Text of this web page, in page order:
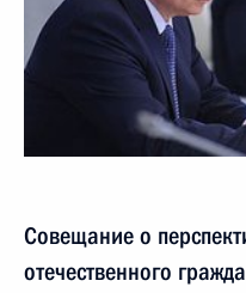
Совещание о
отечественного